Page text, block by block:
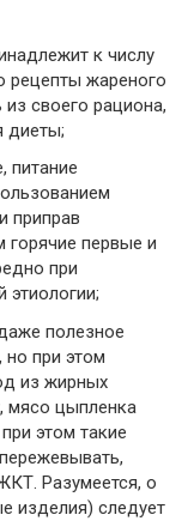
к числу
рецепты жареного
своего рациона,
диеты;
питание
приправ
первые и
при
этиологии;
полезное
но при этом
из жирных
мясо цыпленка
этом такие
Разумеется, о
изделия) следует